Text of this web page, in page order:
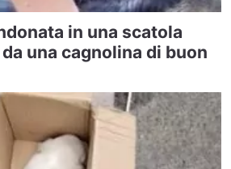
in una scatola
una cagnolina di buon